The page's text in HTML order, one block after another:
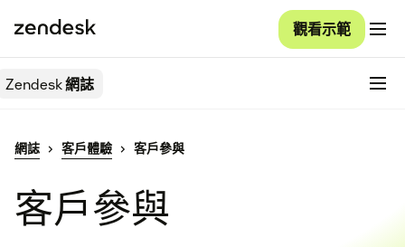
觀看示範
Zendesk網誌
網誌 客戶體驗 客戶參與
客戶參與